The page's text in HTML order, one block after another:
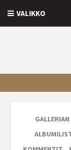
VALIKKO